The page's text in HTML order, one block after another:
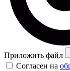
Приложить файл
Согласен на